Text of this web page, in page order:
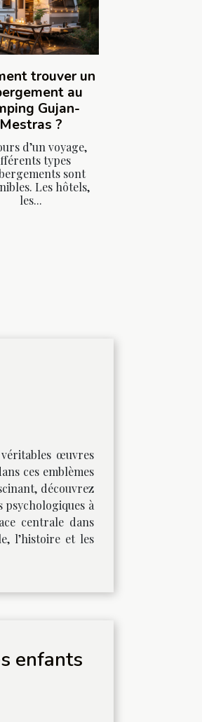
trouver un
au
Gujan-
Mestras ?
d’un voyage,
types
sont
Les hôtels,
les...
œuvres
ces emblèmes
découvrez
à
centrale dans
l’histoire et les
enfants